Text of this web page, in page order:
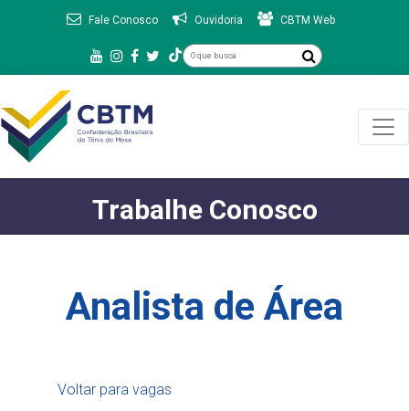
Fale Conosco Ouvidoria CBTM Web
Trabalhe Conosco
Analista de Área
Voltar para vagas